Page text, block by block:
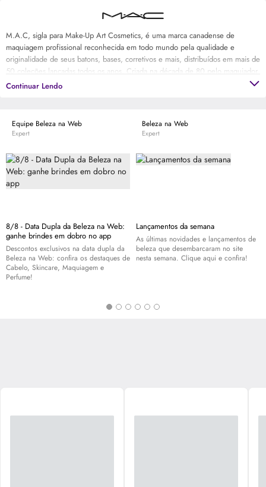
M.A.C, sigla para Make-Up Art Cosmetics, é uma marca canadense de
maquiagem profissional reconhecida em todo mundo pela qualidade e
originalidade de seus batons, bases, corretivos e mais, distribuídos em mais de
50 coleções lançadas todos os anos. Criada na década de 80 pelo maquiador
e fotógrafo Frank Toskan e o dono de salão de beleza Frank Angelo com o
e no visual das ruas com cores, texturas e acabamentos ousados e que lançam
tendência. Além de ser referência em maquiagem, M.A.C também é
HIV/AIDS e no combate à infecção pelo mundo com o M·A·C AIDS Fund e a
campanha VIVA GLAM, que conta com o apoio de porta-vozes importantes
para a conscientização e prevenção à doença.
Continuar Lendo
Equipe Beleza na Web
Expert
8/8 - Data Dupla da Beleza na Web:
ganhe brindes em dobro no app
Descontos exclusivos na data dupla da
Beleza na Web: confira os destaques de
Cabelo, Skincare, Maquiagem e
Perfume!
Beleza na Web
Expert
Lançamentos da semana
As últimas novidades e lançamentos de
beleza que desembarcaram no site
nesta semana. Clique aqui e confira!